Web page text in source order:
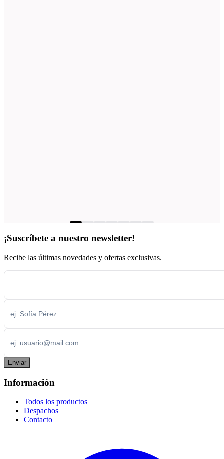
¡Suscríbete a nuestro newsletter!
Recibe las últimas novedades y ofertas exclusivas.
Enviar
Información
Todos los productos
Despachos
Contacto